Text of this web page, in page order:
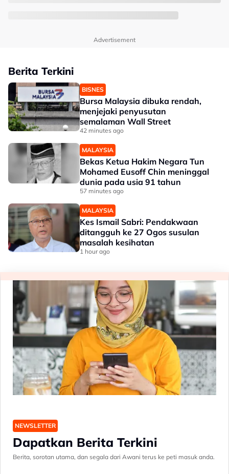
Advertisement
Berita Terkini
BISNES
Bursa Malaysia dibuka rendah,
menjejaki penyusutan
semalaman Wall Street
42 minutes ago
MALAYSIA
Bekas Ketua Hakim Negara Tun
Mohamed Eusoff Chin meninggal
dunia pada usia 91 tahun
57 minutes ago
MALAYSIA
Kes Ismail Sabri: Pendakwaan
ditangguh ke 27 Ogos susulan
masalah kesihatan
1 hour ago
NEWSLETTER
Dapatkan Berita Terkini
Berita, sorotan utama, dan segala dari Awani terus ke peti masuk anda.